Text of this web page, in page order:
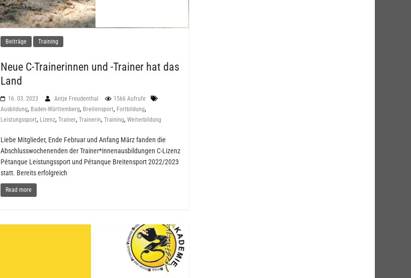
Beiträge Training
Neue C-Trainerinnen und -Trainer hat das
Land
16. 03. 2023 Antje Freudenthal
1566 Aufrufe
Ausbildung, Baden-Württemberg, Breitensport, Fortbildung,
Leistungssport, Lizenz,Trainer,Trainerin,Training,Weiterbildung
Liebe Mitglieder, Ende Februar und Anfang März fanden die
Abschlusswochenenden der Trainer*innenausbildungen C-Lizenz
Pétanque Leistungssport und Pétanque Breitensport 2022/2023
statt. Bereits erfolgreich
Read more